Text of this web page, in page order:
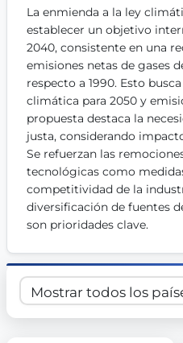
Get Involved
Become a member: Join
Volunteer: Contribute your
Support democracy: Help
La enmienda a la ley
establecer un objetivo
2040, consistente en una
emisiones netas de gases
respecto a 1990. Esto
climática para 2050 y
propuesta destaca la
justa, considerando
Se refuerzan las
tecnológicas como
competitividad de la
diversificación de fuentes
son prioridades clave.